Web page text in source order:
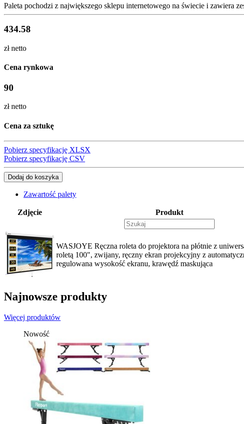
Paleta pochodzi z największego sklepu internetowego na świecie i
434.58
zł netto
Cena rynkowa
90
zł netto
Cena za sztukę
Pobierz specyfikację XLSX
Pobierz specyfikację CSV
Dodaj do koszyka
Zawartość palety
Zdjęcie Produkt
WASJOYE Ręczna roleta do projektora na płótnie z
roletą 100", zwijany, ręczny ekran projekcyjny z
regulowana wysokość ekranu, krawędź maskująca
Najnowsze produkty
Więcej produktów
Nowość